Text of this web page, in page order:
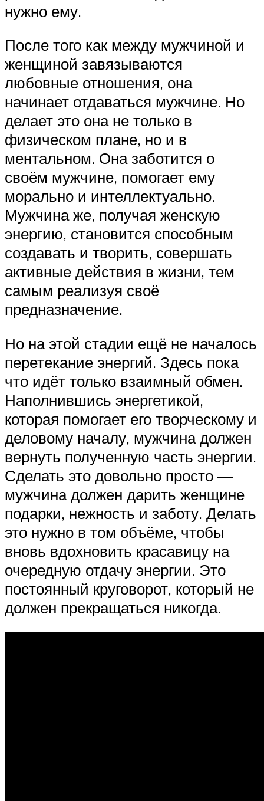
нужно ему.
После того как между мужчиной и
женщиной завязываются
любовные отношения, она
начинает отдаваться мужчине. Но
делает это она не только в
физическом плане, но и в
ментальном. Она заботится о
своём мужчине, помогает ему
морально и интеллектуально.
Мужчина же, получая женскую
энергию, становится способным
создавать и творить, совершать
активные действия в жизни, тем
самым реализуя своё
предназначение.
Но на этой стадии ещё не началось
перетекание энергий. Здесь пока
что идёт только взаимный обмен.
Наполнившись энергетикой,
которая помогает его творческому и
деловому началу, мужчина должен
вернуть полученную часть энергии.
Сделать это довольно просто —
мужчина должен дарить женщине
подарки, нежность и заботу. Делать
это нужно в том объёме, чтобы
вновь вдохновить красавицу на
очередную отдачу энергии. Это
постоянный круговорот, который не
должен прекращаться никогда.